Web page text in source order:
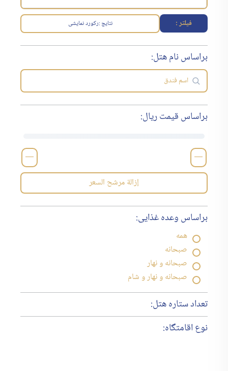
فیلتر : نتایج :رکورد نمایشی
براساس نام هتل:
براساس قیمت ریال:
—
—
إزالة مرشح السعر
براساس وعده غذایی:
همه
صبحانه
صبحانه و نهار
صبحانه و نهار و شام
تعداد ستاره هتل:
نوع اقامتگاه: